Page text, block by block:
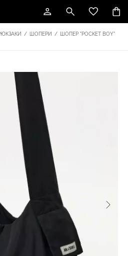
/ ШОПЕРИ /
ШОПЕР "POCKET BOY"